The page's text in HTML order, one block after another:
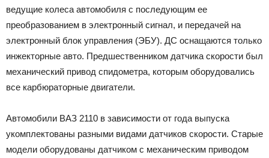
ведущие колеса автомобиля с последующим ее
преобразованием в электронный сигнал, и передачей на
электронный блок управления (ЭБУ). ДС оснащаются только
инжекторные авто. Предшественником датчика скорости был
механический привод спидометра, которым оборудовались
все карбюраторные двигатели.
Автомобили ВАЗ 2110 в зависимости от года выпуска
укомплектованы разными видами датчиков скорости. Старые
модели оборудованы датчиком с механическим приводом